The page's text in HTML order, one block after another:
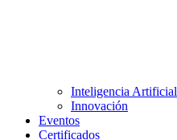
Inteligencia Artificial
Innovación
Eventos
Certificados